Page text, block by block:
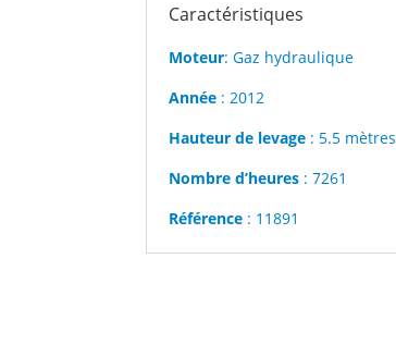
Caractéristiques
Moteur: Gaz hydraulique
Année : 2012
Hauteur de levage : 5.5 mètres
Nombre d’heures : 7261
Référence : 11891